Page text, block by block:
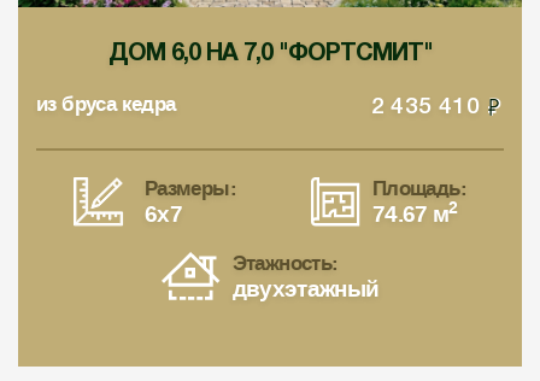
ДОМ 6,0 НА 7,0 "ФОРТСМИТ"
из бруса кедра 2 435 410
Размеры:
6x7
Площадь:
74.67 м2
Этажность:
двухэтажный